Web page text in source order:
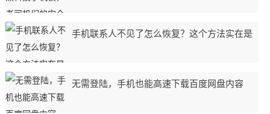
手机联系人不见了怎么恢复？这个方法实在是
无需登陆，手机也能高速下载百度网盘内容